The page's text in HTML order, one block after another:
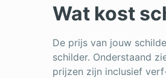
Wat kost
De prijs van jouw
schilder. Onderstaand
prijzen zijn inclusief